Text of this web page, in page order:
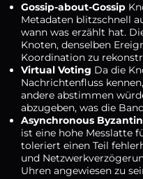
Gossip-about-Gossip
Metadaten blitzschnell
wann was erzählt hat.
Knoten, denselben
Koordination zu
Virtual Voting Da die
Nachrichtenfluss
andere abstimmen
abzugeben, was die
Asynchronous
ist eine hohe Messlatte
toleriert einen Teil
und
Uhren angewiesen zu